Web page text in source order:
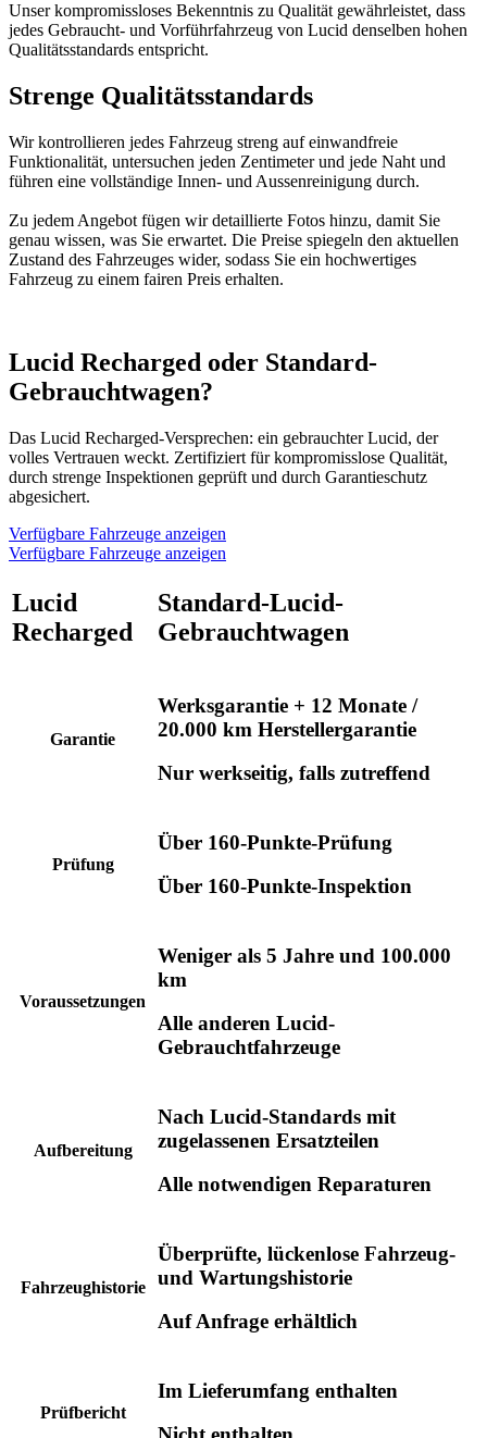
Unser kompromissloses Bekenntnis zu Qualität gewährleistet, dass
jedes Gebraucht- und Vorführfahrzeug von Lucid denselben hohen
Qualitätsstandards entspricht.
Strenge Qualitätsstandards
Wir kontrollieren jedes Fahrzeug streng auf einwandfreie
Funktionalität, untersuchen jeden Zentimeter und jede Naht und
führen eine vollständige Innen- und Aussenreinigung durch.
Zu jedem Angebot fügen wir detaillierte Fotos hinzu, damit Sie
genau wissen, was Sie erwartet. Die Preise spiegeln den aktuellen
Zustand des Fahrzeuges wider, sodass Sie ein hochwertiges
Fahrzeug zu einem fairen Preis erhalten.
Lucid Recharged oder Standard-
Gebrauchtwagen?
Das Lucid Recharged-Versprechen: ein gebrauchter Lucid, der
volles Vertrauen weckt. Zertifiziert für kompromisslose Qualität,
durch strenge Inspektionen geprüft und durch Garantieschutz
abgesichert.
Verfügbare Fahrzeuge anzeigen
Verfügbare Fahrzeuge anzeigen
Lucid
Recharged
Standard-Lucid-
Gebrauchtwagen
Garantie
Werksgarantie + 12 Monate /
20.000 km Herstellergarantie
Nur werkseitig, falls zutreffend
Prüfung
Über 160-Punkte-Prüfung
Über 160-Punkte-Inspektion
Voraussetzungen
Weniger als 5 Jahre und 100.000
km
Alle anderen Lucid-
Gebrauchtfahrzeuge
Aufbereitung
Nach Lucid-Standards mit
zugelassenen Ersatzteilen
Alle notwendigen Reparaturen
Fahrzeughistorie
Überprüfte, lückenlose Fahrzeug-
und Wartungshistorie
Auf Anfrage erhältlich
Prüfbericht
Im Lieferumfang enthalten